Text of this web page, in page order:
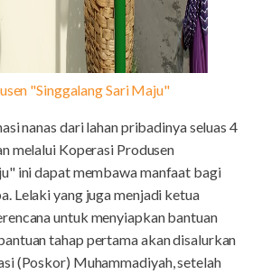
"Singgalang Sari Maju"
nanas dari lahan pribadinya seluas 4
melalui Koperasi Produsen
ini dapat membawa manfaat bagi
Lelaki yang juga menjadi ketua
untuk menyiapkan bantuan
tahap pertama akan disalurkan
(Poskor) Muhammadiyah, setelah